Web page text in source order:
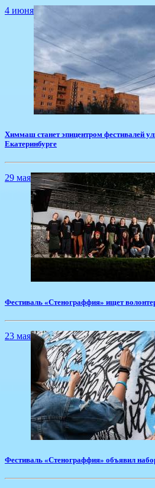
4 июня
Химмаш станет эпицентром фестивалей
Екатеринбурге
29 мая
Фестиваль «Стенограффия» ищет
23 мая
Фестиваль «Стенограффия» объявил